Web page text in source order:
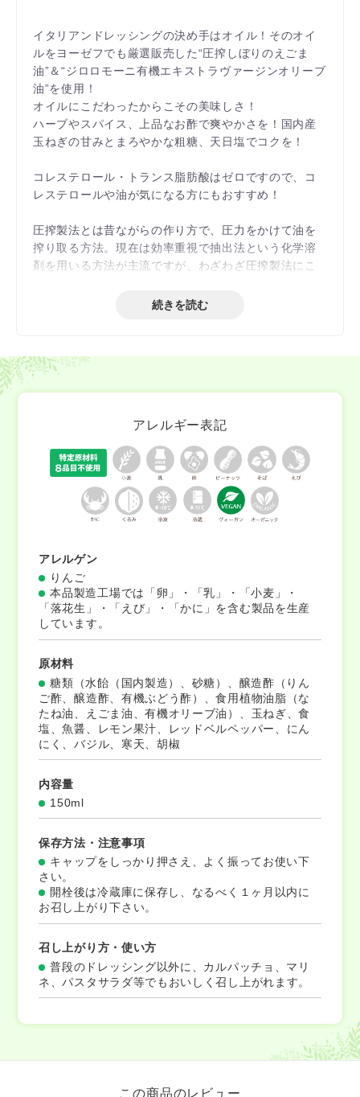
イタリアンドレッシングの決め手はオイル！そのオイ
ルをヨーゼフでも厳選販売した“圧搾しぼりのえごま
油”＆“ジロロモーニ有機エキストラヴァージンオリーブ
油”を使用！
オイルにこだわったからこその美味しさ！
ハーブやスパイス、上品なお酢で爽やかさを！国内産
玉ねぎの甘みとまろやかな粗糖、天日塩でコクを！
コレステロール・トランス脂肪酸はゼロですので、コ
レステロールや油が気になる方にもおすすめ！
圧搾製法とは昔ながらの作り方で、圧力をかけて油を
搾り取る方法。現在は効率重視で抽出法という化学溶
剤を用いる方法が主流ですが、わざわざ圧搾製法にこ
る“喜界島粗糖”“地中海の天日塩”を使用。
化学調味料、増粘剤不使用。
原材料に使用している「レッドベルペッパー」とは赤
続きを読む
アレルギー表記
アレルゲン
りんご
本品製造工場では「卵」・「乳」・「小麦」・
「落花生」・「えび」・「かに」を含む製品を生産
しています。
原材料
糖類（水飴（国内製造）、砂糖）、醸造酢（りん
ご酢、醸造酢、有機ぶどう酢）、食用植物油脂（な
たね油、えごま油、有機オリーブ油）、玉ねぎ、食
塩、魚醤、レモン果汁、レッドベルペッパー、にん
にく、バジル、寒天、胡椒
内容量
150ml
保存方法・注意事項
キャップをしっかり押さえ、よく振ってお使い下
さい。
開栓後は冷蔵庫に保存し、なるべく１ヶ月以内に
お召し上がり下さい。
召し上がり方・使い方
普段のドレッシング以外に、カルパッチョ、マリ
ネ、パスタサラダ等でもおいしく召し上がれます。
この商品のレビュー